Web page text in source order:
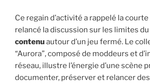
Ce regain d’activité a rappelé la
relancé la discussion sur les limites du
contenuautour d’un jeu fermé. Le
“Aurora”, composé de moddeurs et
réseau, illustre l’énergie d’une scène
documenter, préserver et relancer